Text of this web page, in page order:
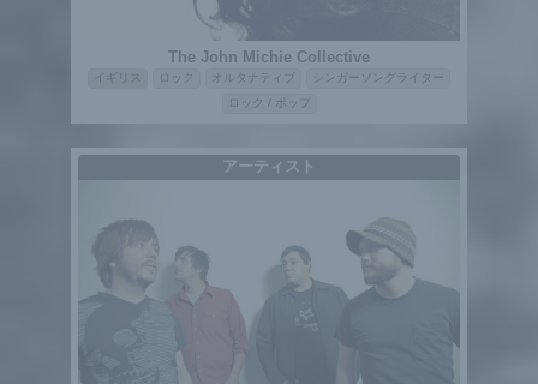
The John Michie Collective
イギリス ロック オルタナティブ
シンガーソングライター
ロック / ポップ
アーティスト